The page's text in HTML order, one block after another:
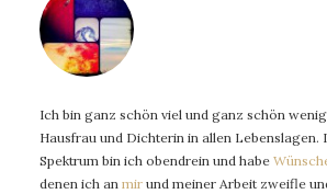
Ich bin ganz schön viel und ganz schön
Hausfrau und Dichterin in allen Lebenslagen.
Spektrum bin ich obendrein und habe
denen ich an mir und meiner Arbeit zweifle